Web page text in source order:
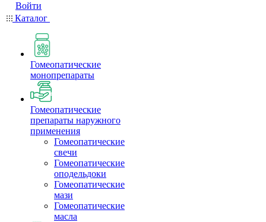
Войти
Каталог
Гомеопатические
монопрепараты
Гомеопатические
препараты наружного
применения
Гомеопатические
свечи
Гомеопатические
оподельдоки
Гомеопатические
мази
Гомеопатические
масла